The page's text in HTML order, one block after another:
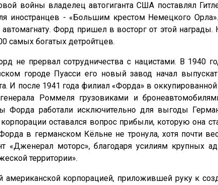
войны владелец автогиганта США поставлял
иностранцев - «Большим крестом Немецкого
автомагнату. Форд пришел в восторг от этой
самых богатых детройтцев.
не прервал сотрудничества с нацистами. В 1940
городе Пуасси его новый завод начал
И после 1941 года филиал «Форда» в
Роммеля грузовиками и
Форда работали исключительно для выгоды
оставался вопрос прибыли, которую она
в германском Кёльне не тронула, хотя почти
моторс», благодаря усилиям крупных
территории».
американской корпорацией, приложившей руку к